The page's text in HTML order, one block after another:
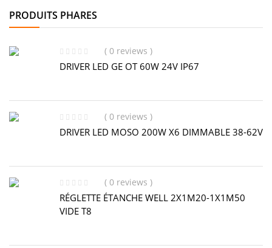
PRODUITS PHARES
( 0 reviews )
DRIVER LED GE OT 60W 24V IP67
( 0 reviews )
DRIVER LED MOSO 200W X6 DIMMABLE 38-62V
( 0 reviews )
RÉGLETTE ÉTANCHE WELL 2X1M20-1X1M50
VIDE T8